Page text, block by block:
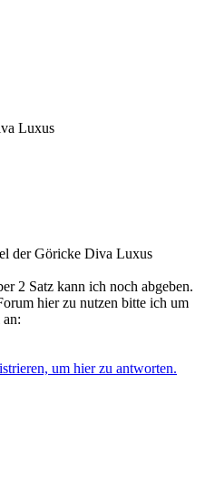
Luxus
der Göricke Diva Luxus
2 Satz kann ich noch abgeben.
hier zu nutzen bitte ich um
um hier zu antworten.